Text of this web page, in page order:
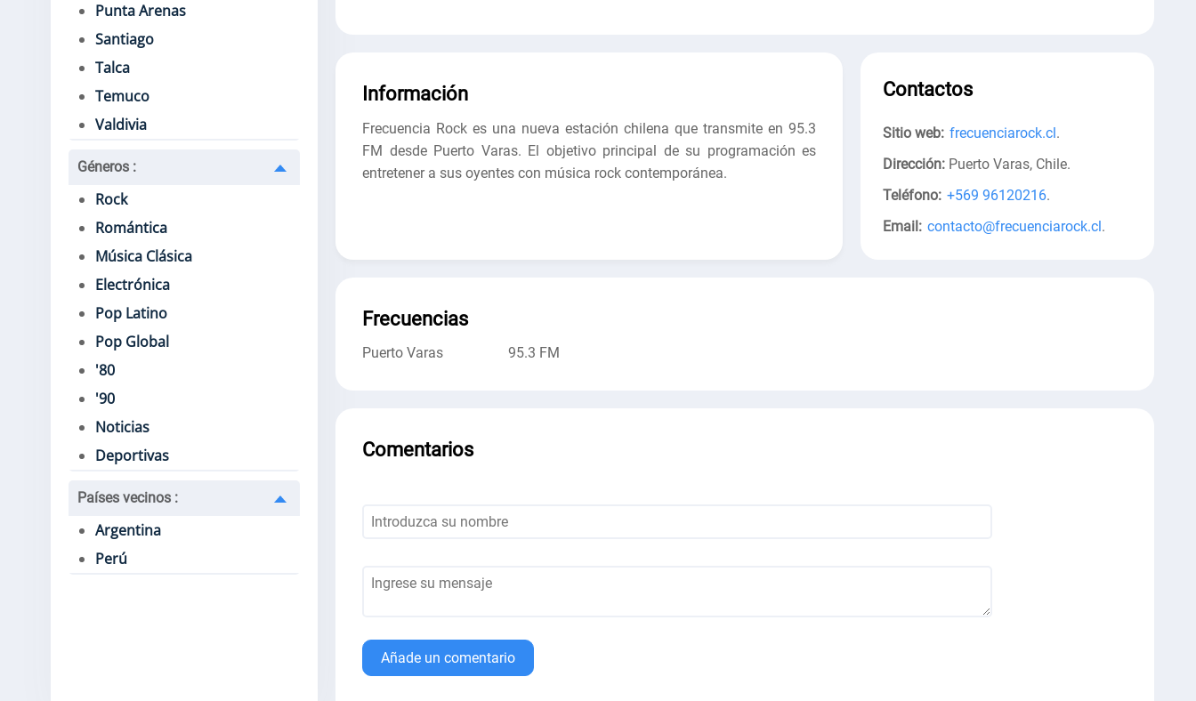
Punta Arenas
Santiago
Talca
Temuco
Valdivia
Géneros :
Rock
Romántica
Música Clásica
Electrónica
Pop Latino
Pop Global
'80
'90
Noticias
Deportivas
Países vecinos :
Argentina
Perú
Información
Frecuencia Rock es una nueva estación chilena que transmite en 95.3
FM desde Puerto Varas. El objetivo principal de su programación es
entretener a sus oyentes con música rock contemporánea.
Contactos
Sitio web: frecuenciarock.cl.
Dirección: Puerto Varas, Chile.
Teléfono: +569 96120216.
Email: contacto@frecuenciarock.cl.
Frecuencias
Puerto Varas 95.3 FM
Comentarios
Añade un comentario